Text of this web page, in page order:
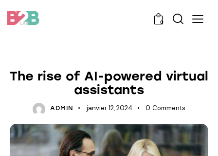
0
The rise of AI-powered virtual
assistants
ADMIN janvier 12, 2024 0 Comments